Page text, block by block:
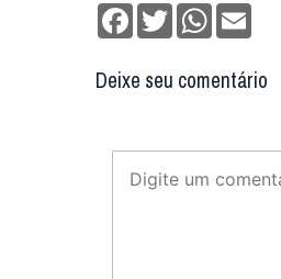
Facebook
TwitterWhatsApp
Deixe seu comentário